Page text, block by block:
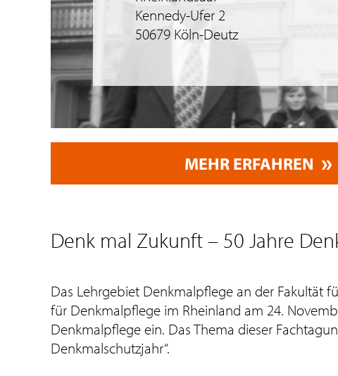
Kennedy-Ufer 2
50679 Köln-Deutz
MEHR ERFAHREN
Denk mal Zukunft – 50 Jahre
Das Lehrgebiet Denkmalpflege an der Fakultät
für Denkmalpflege im Rheinland am 24.
Denkmalpflege ein. Das Thema dieser
Denkmalschutzjahr“.